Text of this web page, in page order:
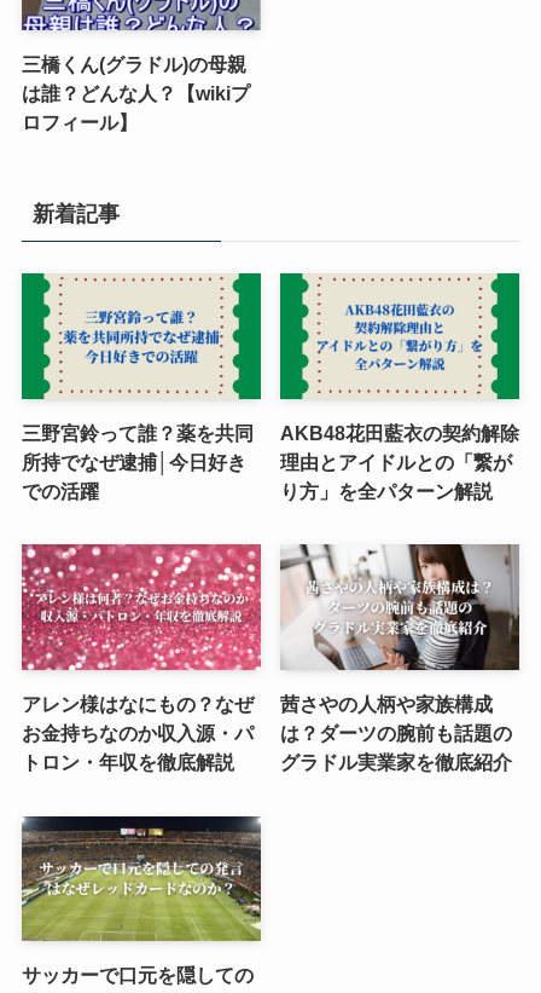
三橋くん(グラドル)の母親
は誰？どんな人？【wikiプ
ロフィール】
新着記事
三野宮鈴って誰？薬を共同
所持でなぜ逮捕│今日好き
での活躍
AKB48花田藍衣の契約解除
理由とアイドルとの「繋が
り方」を全パターン解説
アレン様はなにもの？なぜ
お金持ちなのか収入源・パ
トロン・年収を徹底解説
茜さやの人柄や家族構成
は？ダーツの腕前も話題の
グラドル実業家を徹底紹介
サッカーで口元を隠しての